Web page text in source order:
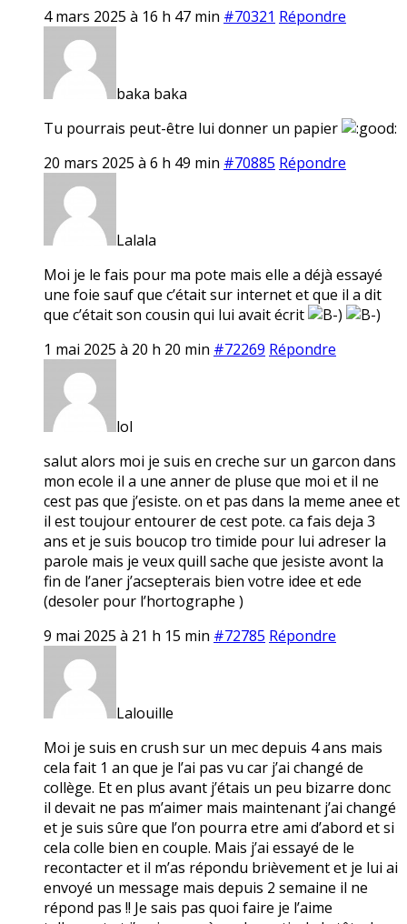
4 mars 2025 à 16 h 47 min #70321 Répondre
baka baka
Tu pourrais peut-être lui donner un papier
20 mars 2025 à 6 h 49 min #70885 Répondre
Lalala
Moi je le fais pour ma pote mais elle a déjà essayé
une foie sauf que c’était sur internet et que il a dit
que c’était son cousin qui lui avait écrit
1 mai 2025 à 20 h 20 min #72269 Répondre
lol
salut alors moi je suis en creche sur un garcon dans
mon ecole il a une anner de pluse que moi et il ne
cest pas que j’esiste. on et pas dans la meme anee et
il est toujour entourer de cest pote. ca fais deja 3
ans et je suis boucop tro timide pour lui adreser la
parole mais je veux quill sache que jesiste avont la
fin de l’aner j’acsepterais bien votre idee et ede
(desoler pour l’hortographe )
9 mai 2025 à 21 h 15 min #72785 Répondre
Lalouille
Moi je suis en crush sur un mec depuis 4 ans mais
cela fait 1 an que je l’ai pas vu car j’ai changé de
collège. Et en plus avant j’étais un peu bizarre donc
il devait ne pas m’aimer mais maintenant j’ai changé
et je suis sûre que l’on pourra etre ami d’abord et si
cela colle bien en couple. Mais j’ai essayé de le
recontacter et il m’as répondu brièvement et je lui ai
envoyé un message mais depuis 2 semaine il ne
répond pas !! Je sais pas quoi faire je l’aime